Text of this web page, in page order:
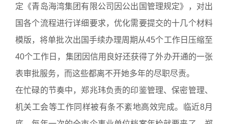
定《青岛海湾集团有限公司因公出国管理规定》，对出
国各个流程进行详细要求，优化需要提交的十几个材料
模版，将单批次出国手续办理周期从45个工作日压缩至
40个工作日，集团因信用良好还获得了外办开通的一张
表审批服务，而这些都离不开她多年的尽职尽责。
在忙碌的节奏中，郑兆玮负责的印鉴管理、保密管理、
机关工会等工作同样被有条不紊地高效完成。临近8月